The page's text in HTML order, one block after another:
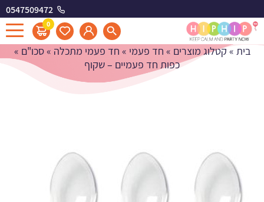
0547509472
0
כפות חד פעמיים - שקוף
בית »קטלוג מוצרים » חד פעמי » חד פעמי מתכלה »סכו"ם »
כפות חד פעמיים – שקוף